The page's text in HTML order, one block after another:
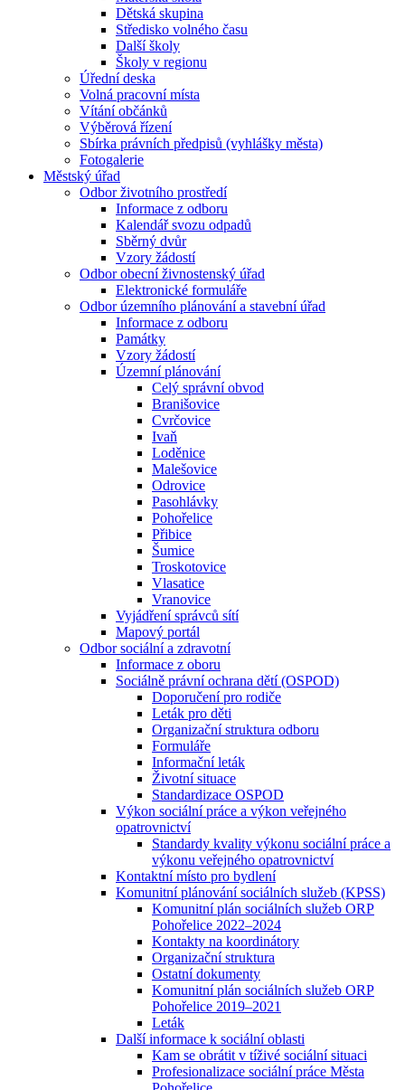
Dětská skupina
Středisko volného času
Další školy
Školy v regionu
Úřední deska
Volná pracovní místa
Vítání občánků
Výběrová řízení
Sbírka právních předpisů (vyhlášky města)
Fotogalerie
Městský úřad
Odbor životního prostředí
Informace z odboru
Kalendář svozu odpadů
Sběrný dvůr
Vzory žádostí
Odbor obecní živnostenský úřad
Elektronické formuláře
Odbor územního plánování a stavební úřad
Informace z odboru
Památky
Vzory žádostí
Územní plánování
Celý správní obvod
Branišovice
Cvrčovice
Ivaň
Loděnice
Malešovice
Odrovice
Pasohlávky
Pohořelice
Přibice
Šumice
Troskotovice
Vlasatice
Vranovice
Vyjádření správců sítí
Mapový portál
Odbor sociální a zdravotní
Informace z oboru
Sociálně právní ochrana dětí (OSPOD)
Doporučení pro rodiče
Leták pro děti
Organizační struktura odboru
Formuláře
Informační leták
Životní situace
Standardizace OSPOD
Výkon sociální práce a výkon veřejného
opatrovnictví
Standardy kvality výkonu sociální práce a
výkonu veřejného opatrovnictví
Kontaktní místo pro bydlení
Komunitní plánování sociálních služeb (KPSS)
Komunitní plán sociálních služeb ORP
Pohořelice 2022–2024
Kontakty na koordinátory
Organizační struktura
Ostatní dokumenty
Komunitní plán sociálních služeb ORP
Pohořelice 2019–2021
Leták
Další informace k sociální oblasti
Kam se obrátit v tíživé sociální situaci
Profesionalizace sociální práce Města